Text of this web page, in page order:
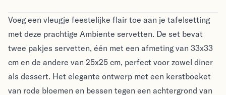
Voeg een vleugje feestelijke flair toe aan je tafelsetting
met deze prachtige Ambiente servetten. De set bevat
twee pakjes servetten, één met een afmeting van 33x33
cm en de andere van 25x25 cm, perfect voor zowel diner
als dessert. Het elegante ontwerp met een kerstboeket
van rode bloemen en bessen tegen een achtergrond van